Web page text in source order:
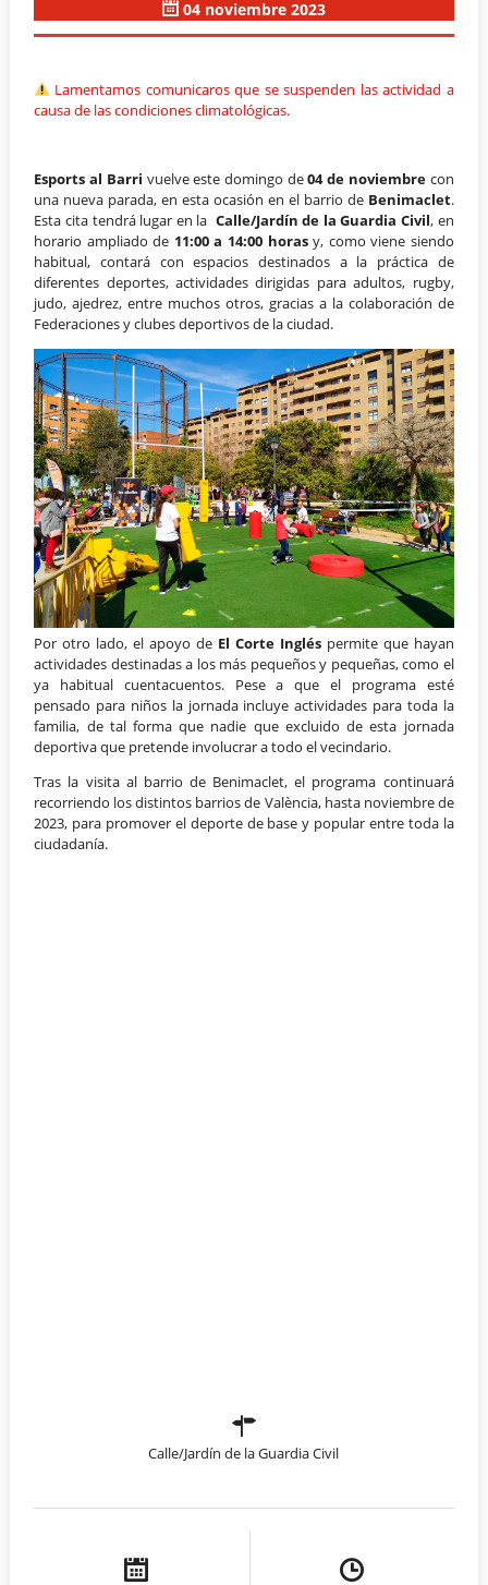
04 noviembre 2023
Lamentamos comunicaros que se suspenden las actividad a
causa de las condiciones climatológicas.
Esports al Barri vuelve este domingo de04 de noviembre con
una nueva parada, en esta ocasión en el barrio de Benimaclet.
Esta cita tendrá lugar en la Calle/Jardín de la Guardia Civil, en
horario ampliado de 11:00 a 14:00 horasy, como viene siendo
habitual, contará con espacios destinados a la práctica de
diferentes deportes, actividades dirigidas para adultos, rugby,
judo, ajedrez, entre muchos otros, gracias a la colaboración de
Federaciones y clubes deportivos de la ciudad.
Por otro lado, el apoyo de El Corte Ingléspermite que hayan
actividades destinadas a los más pequeños y pequeñas, como el
ya habitual cuentacuentos. Pese a que el programa esté
pensado para niños la jornada incluye actividades para toda la
familia, de tal forma que nadie que excluido de esta jornada
deportiva que pretende involucrar a todo el vecindario.
Tras la visita al barrio de Benimaclet, el programa continuará
recorriendo los distintos barrios de València, hasta noviembre de
2023, para promover el deporte de base y popular entre toda la
ciudadanía.
Calle/Jardín de la Guardia Civil